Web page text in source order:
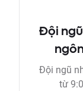
Đội
Đội ngũ
từ